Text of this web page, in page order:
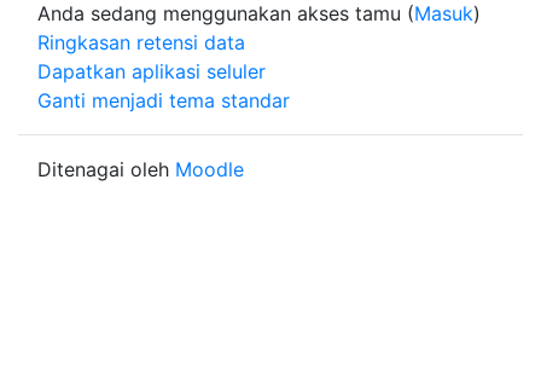
Anda sedang menggunakan akses tamu (Masuk)
Ringkasan retensi data
Dapatkan aplikasi seluler
Ganti menjadi tema standar
Ditenagai oleh Moodle